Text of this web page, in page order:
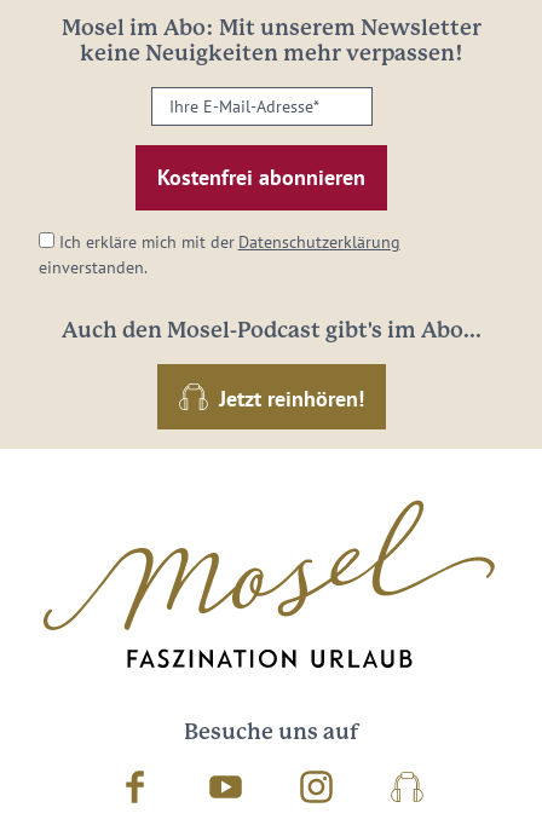
Mosel im Abo: Mit unserem Newsletter
keine Neuigkeiten mehr verpassen!
Ihre
E-
Mail-
Adresse:
Ich erkläre mich mit der Datenschutzerklärung
einverstanden.
Auch den Mosel-Podcast gibt's im Abo...
Jetzt reinhören!
Besuche uns auf
Facebook Youtube InstagramPodcast